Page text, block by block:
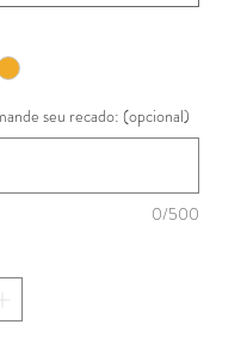
seu recado: (opcional)
0/500